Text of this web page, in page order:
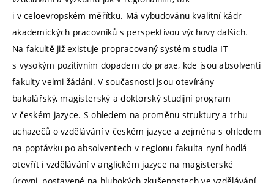
i v celoevropském měřítku. Má vybudovánu kvalitní kádr
akademických pracovníků s perspektivou výchovy dalších.
Na fakultě již existuje propracovaný systém studia IT
s vysokým pozitivním dopadem do praxe, kde jsou absolventi
fakulty velmi žádáni. V současnosti jsou otevírány
bakalářský, magisterský a doktorský studijní program
v českém jazyce. S ohledem na proměnu struktury a trhu
uchazečů o vzdělávání v českém jazyce a zejména s ohledem
na poptávku po absolventech v regionu fakulta nyní hodlá
otevřít i vzdělávání v anglickém jazyce na magisterské
úrovni, postavené na hlubokých zkušenostech ve vzdělávání